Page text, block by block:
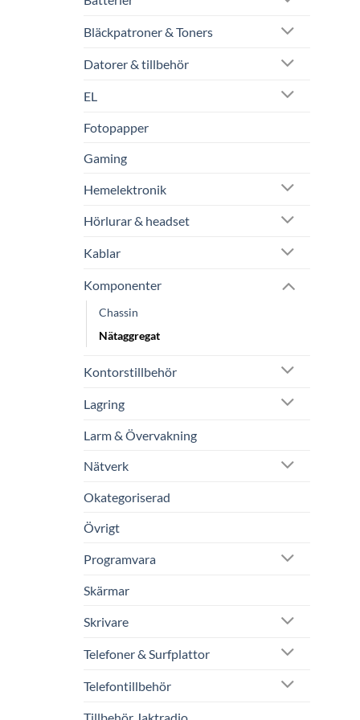
Bläckpatroner & Toners
Datorer & tillbehör
EL
Fotopapper
Gaming
Hemelektronik
Hörlurar & headset
Kablar
Komponenter
Chassin
Nätaggregat
Kontorstillbehör
Lagring
Larm & Övervakning
Nätverk
Okategoriserad
Övrigt
Programvara
Skärmar
Skrivare
Telefoner & Surfplattor
Telefontillbehör
Tillbehör Jaktradio